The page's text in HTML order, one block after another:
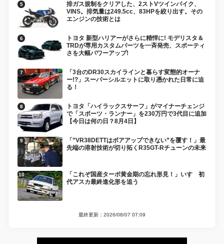
排ガス規制をクリアした、2ストVツインバイク、
VINS。排気量は249.5cc、83HPを絞り出す。その
エンジンの技術とは
トヨタ 新型ハリアーがさらに精悍に! モデリスタ＆
TRDが専用カスタムパーツを一斉発売、スポーティ
さを大幅パワーアップ!
「3台のDR30スカイラインと暮らす変態的オーナ
ー!?」スーパーシルエットに取り憑かれた日常に迫
る！
トヨタ「ハイラックスサーフ」がマイナーチェンジ
で「スポーツ・ランナー」を230万円で3代目に追加
【今日は何の日？8月4日】
「”VR38DETTはボアアップできない”を覆す！」最
先端の溶射技術が切り拓くR35GT-Rチューンの未来
「これぞ国産ターボ黄金期の忘れ形見！」いすゞ初
代アスカ最終進化形を追う
最終更新：2026/08/07 07:09